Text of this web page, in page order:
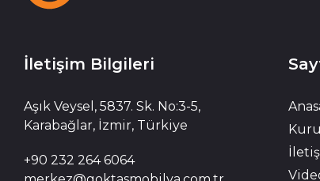
İletişim Bilgileri
Aşık Veysel, 5837. Sk. No:3-5,
Karabağlar, İzmir, Türkiye
+90 232 264 6064